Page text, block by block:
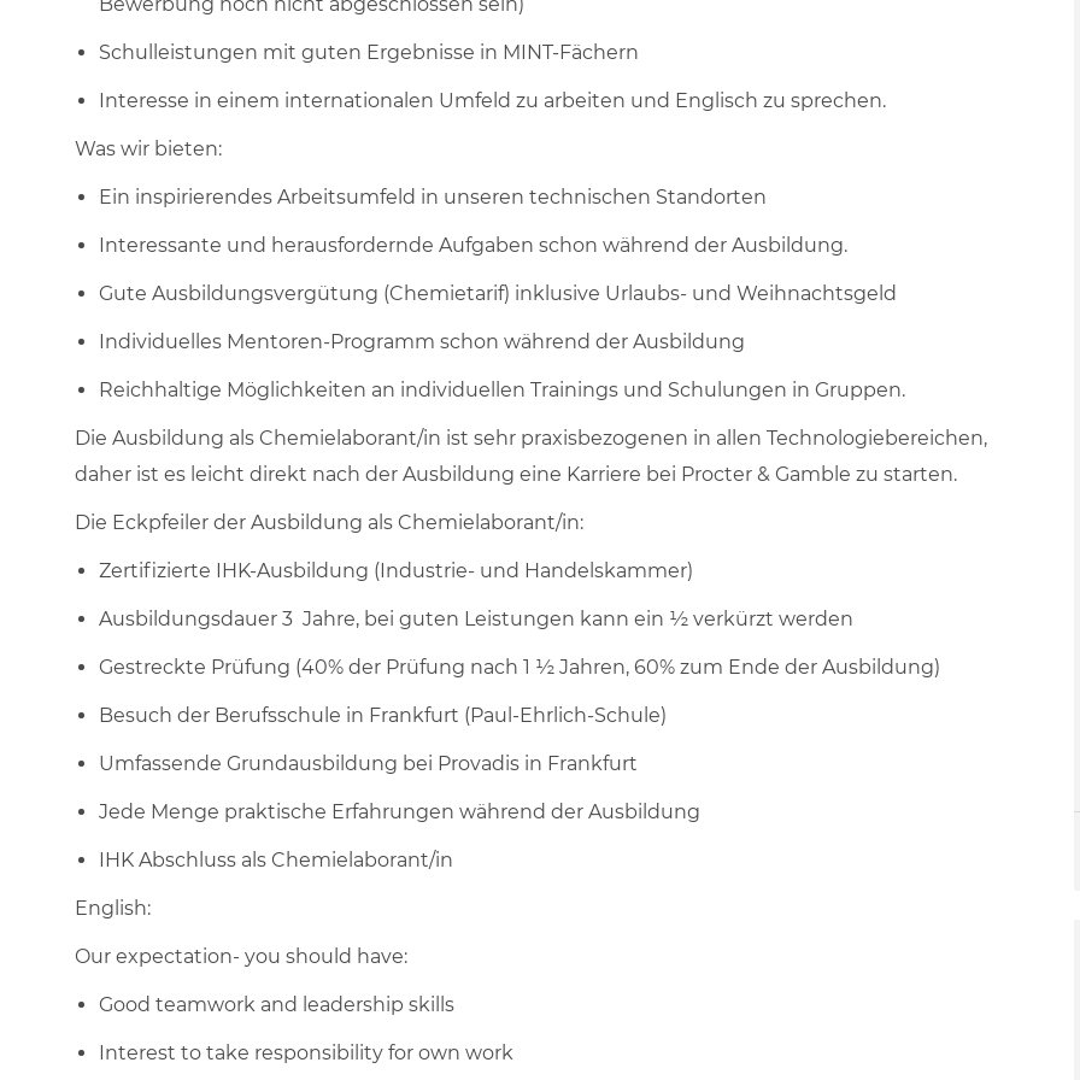
Schulleistungen mit guten Ergebnisse in MINT-Fächern
Interesse in einem internationalen Umfeld zu arbeiten und Englisch zu sprechen.
Was wir bieten:
Ein inspirierendes Arbeitsumfeld in unseren technischen Standorten
Interessante und herausfordernde Aufgaben schon während der Ausbildung.
Gute Ausbildungsvergütung (Chemietarif) inklusive Urlaubs- und Weihnachtsgeld
Individuelles Mentoren-Programm schon während der Ausbildung
Reichhaltige Möglichkeiten an individuellen Trainings und Schulungen in Gruppen.
Die Ausbildung als Chemielaborant/in ist sehr praxisbezogenen in allen Technologiebereichen,
daher ist es leicht direkt nach der Ausbildung eine Karriere bei Procter & Gamble zu starten.
Die Eckpfeiler der Ausbildung als Chemielaborant/in:
Zertifizierte IHK-Ausbildung (Industrie- und Handelskammer)
Ausbildungsdauer 3 Jahre, bei guten Leistungen kann ein ½ verkürzt werden
Gestreckte Prüfung (40% der Prüfung nach 1 ½ Jahren, 60% zum Ende der Ausbildung)
Besuch der Berufsschule in Frankfurt (Paul-Ehrlich-Schule)
Umfassende Grundausbildung bei Provadis in Frankfurt
Jede Menge praktische Erfahrungen während der Ausbildung
IHK Abschluss als Chemielaborant/in
English:
Our expectation- you should have:
Good teamwork and leadership skills
Interest to take responsibility for own work